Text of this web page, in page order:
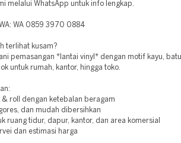
melalui WhatsApp untuk info lengkap.
WA 0859 3970 0884
terlihat kusam?
pemasangan *lantai vinyl* dengan motif kayu,
untuk rumah, kantor, hingga toko.
& roll dengan ketebalan beragam
dan mudah dibersihkan
ruang tidur, dapur, kantor, dan area komersial
dan estimasi harga